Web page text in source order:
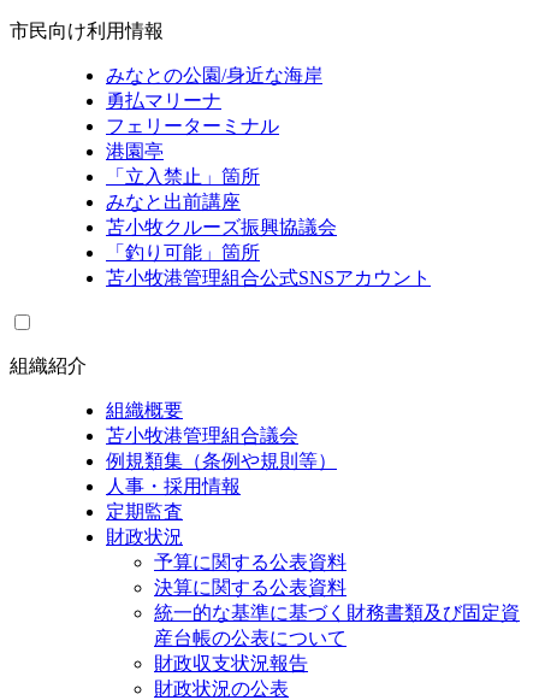
市民向け利用情報
みなとの公園/身近な海岸
勇払マリーナ
フェリーターミナル
港園亭
「立入禁止」箇所
みなと出前講座
苫小牧クルーズ振興協議会
「釣り可能」箇所
苫小牧港管理組合公式SNSアカウント
組織紹介
組織概要
苫小牧港管理組合議会
例規類集（条例や規則等）
人事・採用情報
定期監査
財政状況
予算に関する公表資料
決算に関する公表資料
統一的な基準に基づく財務書類及び固定資
産台帳の公表について
財政収支状況報告
財政状況の公表